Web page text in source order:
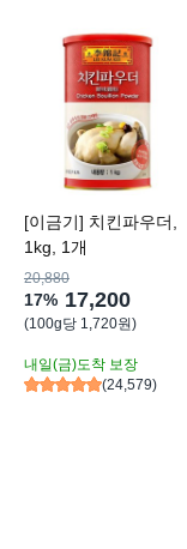
[이금기] 치킨파우더,
1kg, 1개
20,880
17% 17,200
(100g당 1,720원)
내일(금)도착 보장
(24,579)